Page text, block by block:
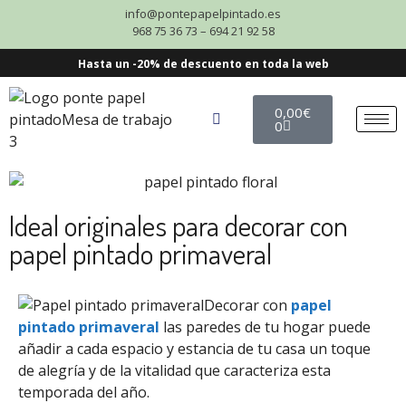
info@pontepapelpintado.es
968 75 36 73 – 694 21 92 58
Hasta un -20% de descuento en toda la web
0,00€
0
Ideal originales para decorar con
papel pintado primaveral
Decorar con papel
pintado primaveral las paredes de tu hogar puede
añadir a cada espacio y estancia de tu casa un toque
de alegría y de la vitalidad que caracteriza esta
temporada del año.